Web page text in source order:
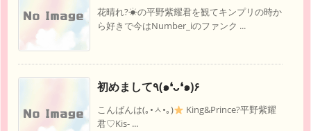
花晴れ?☀の平野紫耀君を観てキンプリの時か
ら好きで今はNumber_iのファンク ...
初めまして٩(๑❛ᴗ❛๑)۶
こんばんは(｡•ㅅ•｡)
King&Prince?平野紫耀
君♡Kis- ...